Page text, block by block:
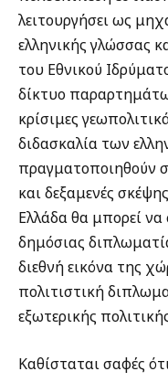
λειτουργήσει ως
ελληνικής γλώσσας
του Εθνικού
δίκτυο
κρίσιμες
διδασκαλία των
πραγματοποιηθούν
και δεξαμενές
Ελλάδα θα μπορεί να
δημόσιας
διεθνή εικόνα της
πολιτιστική
εξωτερικής
Καθίσταται σαφές